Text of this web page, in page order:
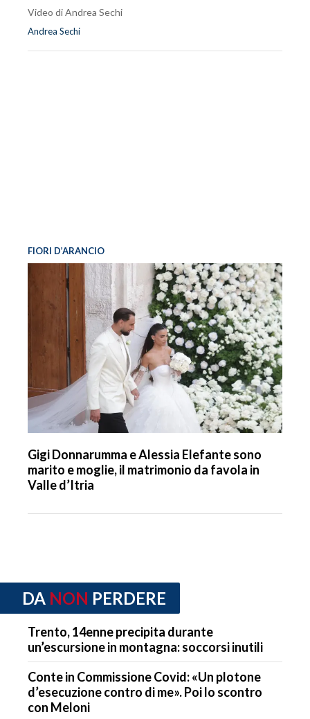
Video di Andrea Sechi
Andrea Sechi
FIORI D’ARANCIO
Gigi Donnarumma e Alessia Elefante sono
marito e moglie, il matrimonio da favola in
Valle d’Itria
DA NON PERDERE
Trento, 14enne precipita durante
un’escursione in montagna: soccorsi inutili
Conte in Commissione Covid: «Un plotone
d’esecuzione contro di me». Poi lo scontro
con Meloni